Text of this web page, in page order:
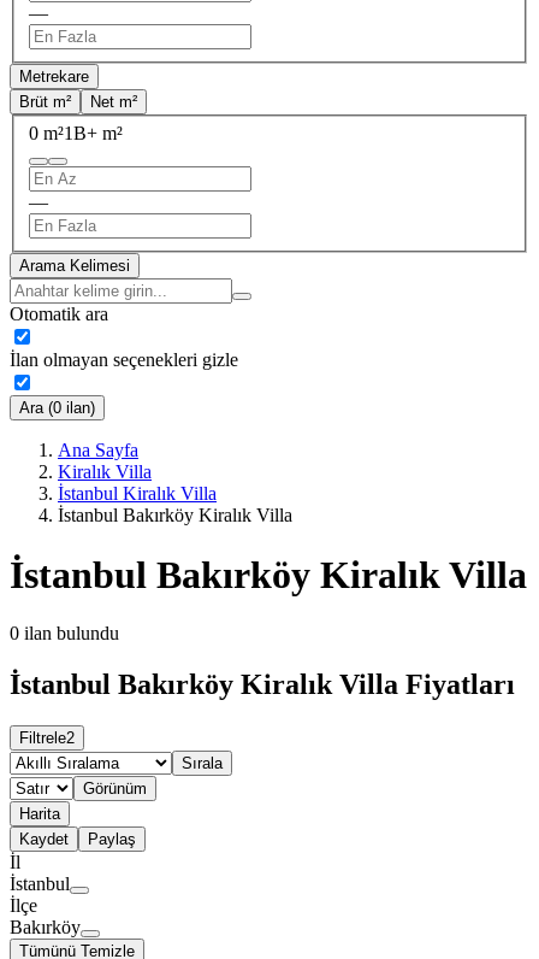
—
Metrekare
Brüt m²
Net m²
0 m²1B+ m²
—
Arama Kelimesi
Otomatik ara
İlan olmayan seçenekleri gizle
Ara (0 ilan)
Ana Sayfa
Kiralık Villa
İstanbul Kiralık Villa
İstanbul Bakırköy Kiralık Villa
İstanbul Bakırköy Kiralık Villa
0 ilan bulundu
İstanbul Bakırköy Kiralık Villa Fiyatları
Filtrele2
Sırala
Görünüm
Harita
Kaydet
Paylaş
İl
İstanbul
İlçe
Bakırköy
Tümünü Temizle